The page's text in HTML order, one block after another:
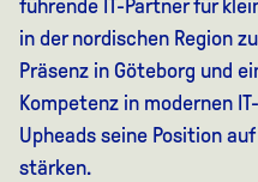
führende IT-Partner für
in der nordischen Region
Präsenz in Göteborg und
Kompetenz in modernen
Upheads seine Position
stärken.